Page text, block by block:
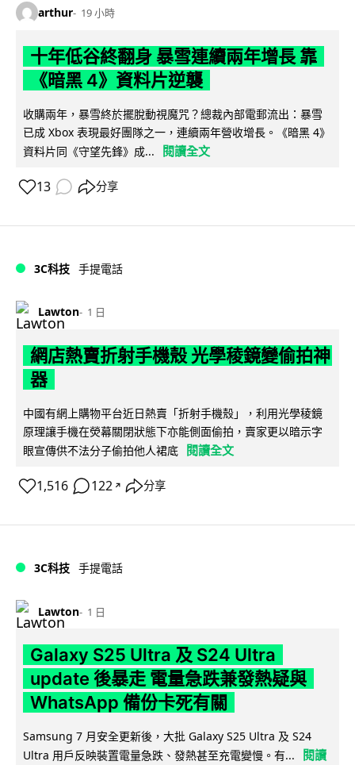
arthur 19 小時
十年低谷終翻身 暴雪連續兩年增長 靠
《暗黑 4》資料片逆襲
收購兩年，暴雪終於擺脫動視魔咒？總裁內部電郵流出：暴雪
已成 Xbox 表現最好團隊之一，連續兩年營收增長。《暗黑 4》
資料片同《守望先鋒》成...
閱讀全文
13 分享
3C科技 手提電話
Lawton 1 日
網店熱賣折射手機殼 光學稜鏡變偷拍神
器
中國有網上購物平台近日熱賣「折射手機殼」，利用光學稜鏡
原理讓手機在熒幕關閉狀態下亦能側面偷拍，賣家更以暗示字
眼宣傳供不法分子偷拍他人裙底 閱讀全文
1,516 122 ↗ 分享
3C科技 手提電話
Lawton 1 日
Galaxy S25 Ultra 及 S24 Ultra
update 後暴走 電量急跌兼發熱疑與
WhatsApp 備份卡死有關
Samsung 7 月安全更新後，大批 Galaxy S25 Ultra 及 S24
Ultra 用戶反映裝置電量急跌、發熱甚至充電變慢。有...
閱讀